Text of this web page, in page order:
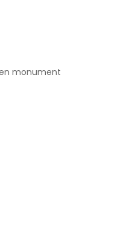
monument